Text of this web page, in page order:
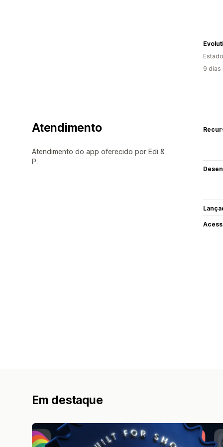
9 dias
Atendimento
Atendimento do app oferecido por Edi &
P.
Em destaque